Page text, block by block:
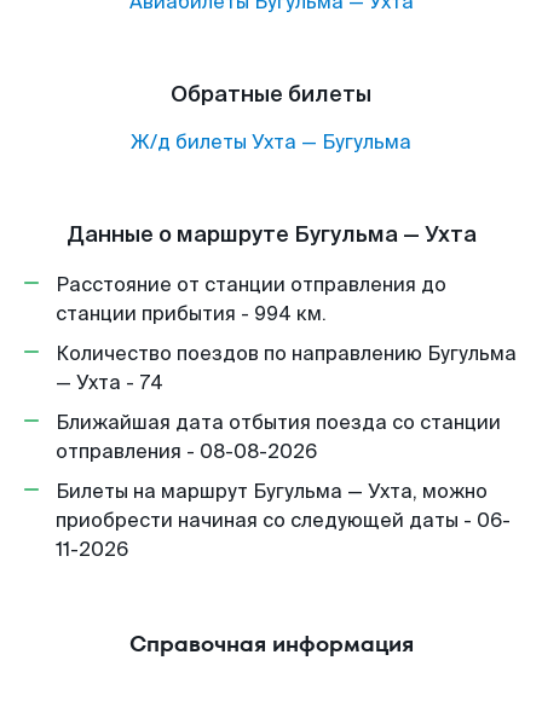
Обратные билеты
Ж/д билеты Ухта — Бугульма
Данные о маршруте Бугульма — Ухта
Расстояние от станции отправления до
станции прибытия - 994 км.
Количество поездов по направлению Бугульма
— Ухта - 74
Ближайшая дата отбытия поезда со станции
отправления - 08-08-2026
Билеты на маршрут Бугульма — Ухта, можно
приобрести начиная со следующей даты - 06-
11-2026
Справочная информация